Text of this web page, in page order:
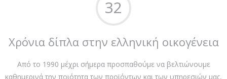
32
Χρόνια δίπλα στην ελληνική οικογένεια
Από το 1990 μέχρι σήμερα προσπαθούμε να βελτιώνουμε
καθημερινά την ποιότητα των προϊόντων και των υπηρεσιών μας,